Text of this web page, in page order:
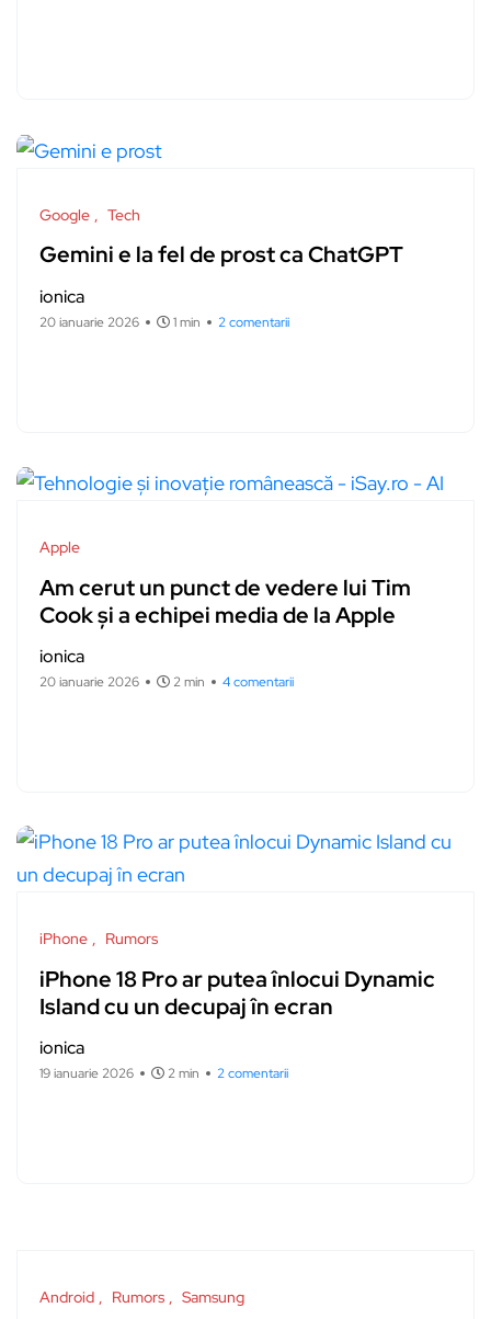
Google Tech
Gemini e la fel de prost ca ChatGPT
ionica
20 ianuarie 2026 1 min 2 comentarii
Apple
Am cerut un punct de vedere lui Tim
Cook și a echipei media de la Apple
ionica
20 ianuarie 2026 2 min 4 comentarii
iPhone Rumors
iPhone 18 Pro ar putea înlocui Dynamic
Island cu un decupaj în ecran
ionica
19 ianuarie 2026 2 min 2 comentarii
Android Rumors Samsung